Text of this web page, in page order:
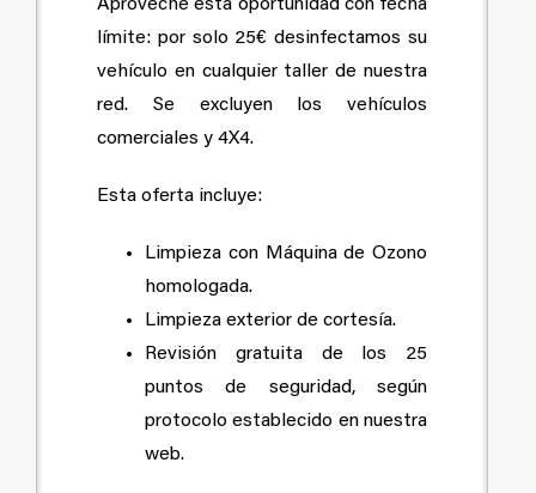
Aproveche esta oportunidad con fecha
límite: por solo 25€ desinfectamos su
vehículo en cualquier taller de nuestra
red. Se excluyen los vehículos
comerciales y 4X4.
Esta oferta incluye:
Limpieza con Máquina de Ozono
homologada.
Limpieza exterior de cortesía.
Revisión gratuita de los 25
puntos de seguridad, según
protocolo establecido en nuestra
web.